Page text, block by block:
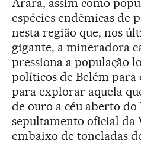
Arara, assim como
espécies endêmicas de
nesta região que, nos
gigante, a mineradora
pressiona a população
políticos de Belém para
para explorar aquela
de ouro a céu aberto
sepultamento oficial da
embaixo de toneladas